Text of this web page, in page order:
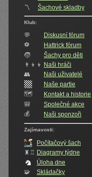
〽️
Šachové skladby
Klub:
💬
Diskusní fórum
⚽
Hattrick fórum
🧒
Šachy pro děti
👨‍👦‍👦 Naši hráči
👥️
Naši uživatelé
Naše partie
🗺️
Kontakt a historie
🎒
Společné akce
💰
Naši sponzoři
Zajímavosti:
Počítačový šach
♜♖ Diagramy týdne
Úloha dne
🧩
Skládačky